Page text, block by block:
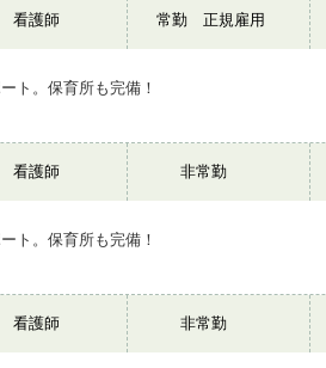
看護師 常勤 正規雇用
ト。保育所も完備！
看護師 非常勤
ト。保育所も完備！
看護師 非常勤